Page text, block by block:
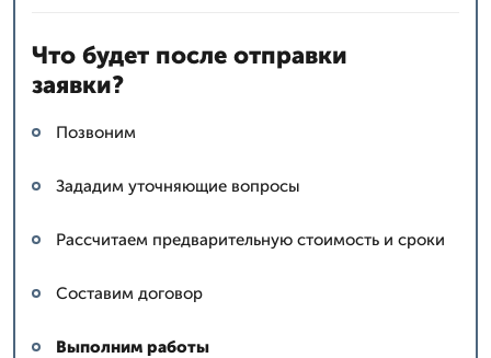
Что будет после отправки
заявки?
Позвоним
Зададим уточняющие вопросы
Рассчитаем предварительную стоимость и сроки
Составим договор
Выполним работы